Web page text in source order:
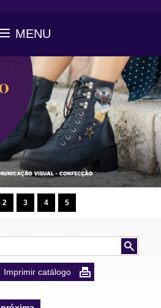
MENU
2 3 4 5
Imprimir catálogo